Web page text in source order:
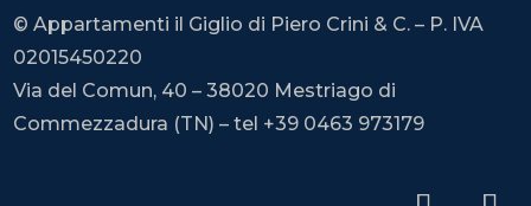
© Appartamenti il Giglio di Piero Crini & C. – P. IVA
02015450220
Via del Comun, 40 – 38020 Mestriago di
Commezzadura (TN) – tel +39 0463 973179